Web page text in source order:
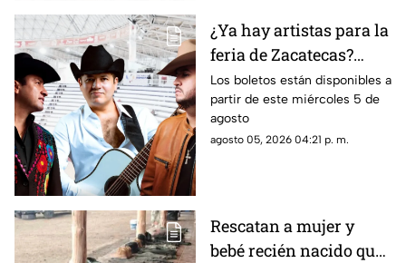
¿Ya hay artistas para la
feria de Zacatecas?
Confirman tres grandes
del regional mexicano
en el Lienzo Charro
Los boletos están disponibles a
partir de este miércoles 5 de
agosto
agosto 05, 2026 04:21 p. m.
Rescatan a mujer y
bebé recién nacido que